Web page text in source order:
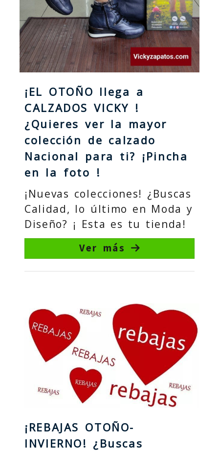
¡EL OTOÑO llega a
CALZADOS VICKY !
¿Quieres ver la mayor
colección de calzado
Nacional para ti? ¡Pincha
en la foto !
¡Nuevas colecciones! ¿Buscas
Calidad, lo último en Moda y
Diseño? ¡ Esta es tu tienda!
Ver más
¡REBAJAS OTOÑO-
INVIERNO! ¿Buscas